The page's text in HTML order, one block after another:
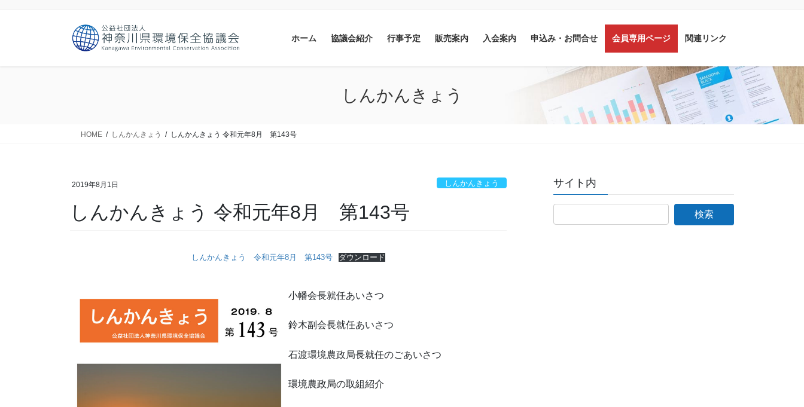
ホーム 協議会紹介 行事予定 販売案内 入会案内 申込み・お問合せ 会員専用ページ 関連リンク
しんかんきょう
HOME しんかんきょう しんかんきょう 令和元年8月 第143号
2019年8月1日 しんかんきょう
しんかんきょう 令和元年8月 第143号
しんかんきょう 令和元年8月 第143号 ダウンロード
小幡会長就任あいさつ
鈴木副会長就任あいさつ
石渡環境農政局長就任のごあいさつ
環境農政局の取組紹介
サイト内